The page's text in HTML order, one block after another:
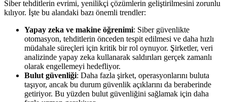
Siber tehditlerin evrimi, yenilikçi çözümlerin geliştirilmesini zorunlu
kılıyor. İşte bu alandaki bazı önemli trendler:
Yapay zeka ve makine öğrenimi: Siber güvenlikte
otomasyon, tehditlerin önceden tespit edilmesi ve daha hızlı
müdahale süreçleri için kritik bir rol oynuyor. Şirketler, veri
analizinde yapay zeka kullanarak saldırıları gerçek zamanlı
olarak engellemeyi hedefliyor.
Bulut güvenliği: Daha fazla şirket, operasyonlarını buluta
taşıyor, ancak bu durum güvenlik açıklarını da beraberinde
getiriyor. Bu yüzden bulut güvenliğini sağlamak için daha